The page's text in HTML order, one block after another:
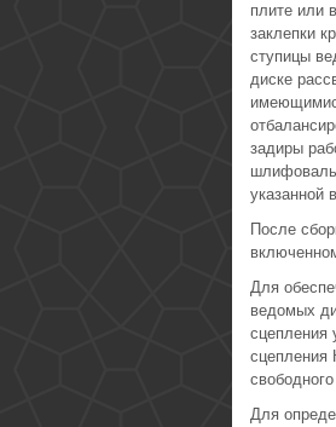
плите или
заклепки
ступицы
диске
задиры
указанной
После
Для
ведомых
сцепления
сцепления
Для